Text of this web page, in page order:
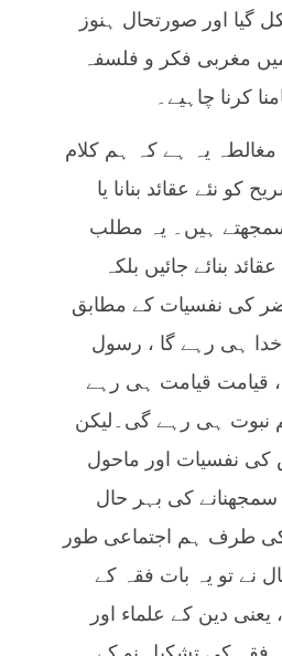
گیا اور صورتحال ہنوز
مغربی فکر و فلسفہ
کرنا چاہیے۔
مغالطہ یہ ہے کہ ہم کلام
کو نئے عقائد بنانا یا
ہیں۔ یہ مطلب
بنائے جائیں بلکہ
کی نفسیات کے مطابق
خدا ہی رہے گا ، رسول
قیامت قیامت ہی رہے
نبوت ہی رہے گی۔لیکن
نفسیات اور ماحول
سمجھنانے کی بہر حال
طرف ہم اجتماعی طور
نے تو یہ بات فقہ کے
دین کے علماء اور